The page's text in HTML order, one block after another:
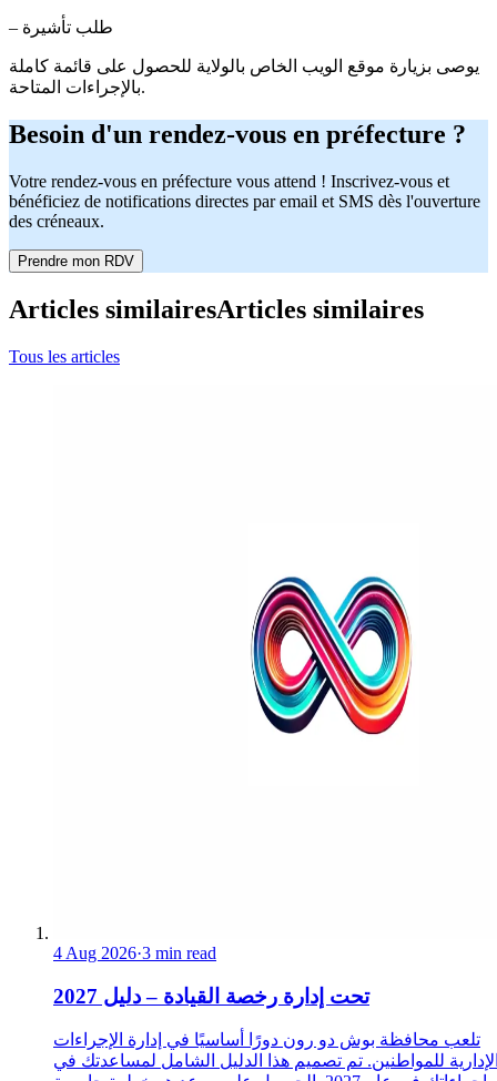
– طلب تأشيرة
يوصى بزيارة موقع الويب الخاص بالولاية للحصول على قائمة كاملة
بالإجراءات المتاحة.
Besoin d'un rendez-vous en préfecture ?
Votre rendez-vous en préfecture vous attend ! Inscrivez-vous et
bénéficiez de notifications directes par email et SMS dès l'ouverture
des créneaux.
Prendre mon RDV
Articles similairesArticles similaires
Tous les articles
4 Aug 2026·3 min read
تحت إدارة رخصة القيادة – دليل 2027
تلعب محافظة بوش دو رون دورًا أساسيًا في إدارة الإجراءات
للمواطنين. تم تصميم هذا الدليل الشامل لمساعدتك في